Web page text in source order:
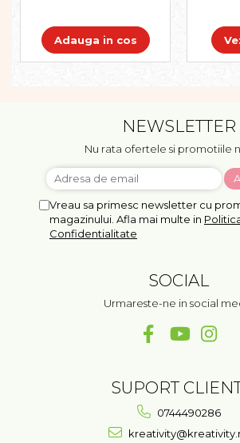
Stimulare vizuala
Terapie de integrare senzorială
Adauga in cos
NEWSLETTER
Nu rata ofertele si promotiile
Vreau sa primesc newsletter cu
magazinului. Afla mai multe in
Confidentialitate
SOCIAL
Urmareste-ne in social
SUPORT
0744490286